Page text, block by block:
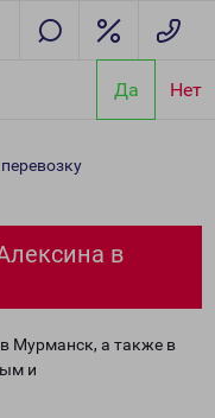
Да Нет
в
Мурманск, а также в
и